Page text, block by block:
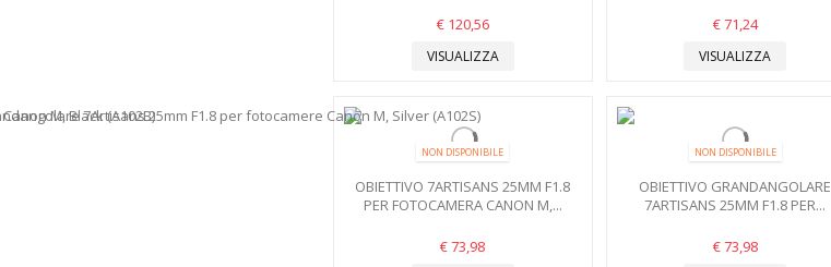
€ 120,56
VISUALIZZA
€ 71,24
VISUALIZZA
NON DISPONIBILE
OBIETTIVO 7ARTISANS 25MM F1.8
PER FOTOCAMERA CANON M,...
€ 73,98
NON DISPONIBILE
OBIETTIVO GRANDANGOLARE
7ARTISANS 25MM F1.8 PER...
€ 73,98